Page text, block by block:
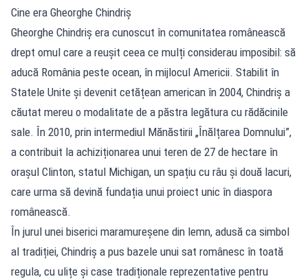
Cine era Gheorghe Chindriș
Gheorghe Chindriș era cunoscut în comunitatea românească
drept omul care a reușit ceea ce mulți considerau imposibil: să
aducă România peste ocean, în mijlocul Americii. Stabilit în
Statele Unite și devenit cetățean american în 2004, Chindriș a
căutat mereu o modalitate de a păstra legătura cu rădăcinile
sale. În 2010, prin intermediul Mănăstirii „Înălțarea Domnului”,
a contribuit la achiziționarea unui teren de 27 de hectare în
orașul Clinton, statul Michigan, un spațiu cu râu și două lacuri,
care urma să devină fundația unui proiect unic în diaspora
românească.
În jurul unei biserici maramureșene din lemn, adusă ca simbol
al tradiției, Chindriș a pus bazele unui sat românesc în toată
regula, cu ulițe și case tradiționale reprezentative pentru